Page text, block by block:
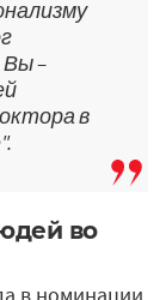
Вы –
в
во